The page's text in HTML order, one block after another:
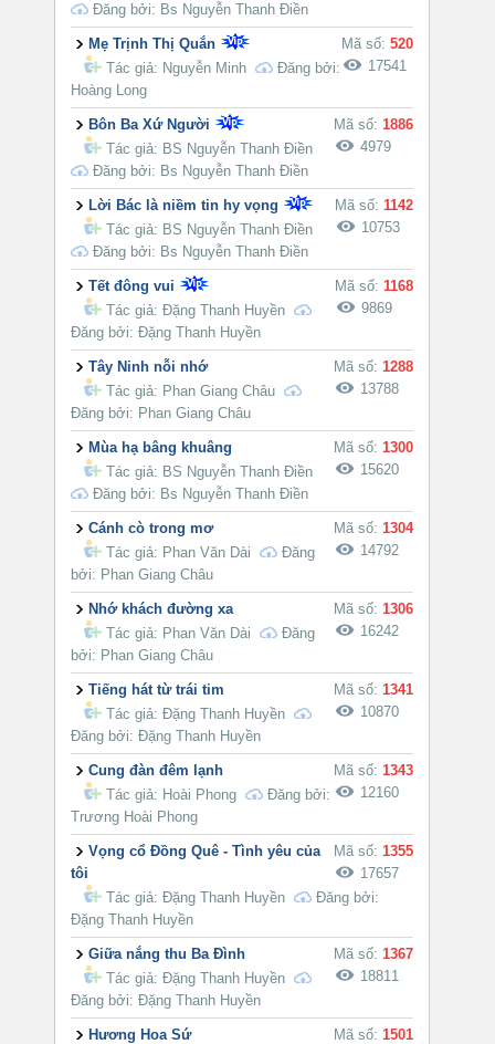
Đăng bởi: Bs Nguyễn Thanh Điền
Mã số: 520
17541
Mẹ Trịnh Thị Quắn
Tác giả: Nguyễn Minh
Đăng bởi:
Hoàng Long
Mã số: 1886
4979
Bôn Ba Xứ Người
Tác giả: BS Nguyễn Thanh Điền
Đăng bởi: Bs Nguyễn Thanh Điền
Mã số: 1142
10753
Lời Bác là niềm tin hy vọng
Tác giả: BS Nguyễn Thanh Điền
Đăng bởi: Bs Nguyễn Thanh Điền
Mã số: 1168
9869
Tết đông vui
Tác giả: Đặng Thanh Huyền
Đăng bởi: Đặng Thanh Huyền
Mã số: 1288
13788
Tây Ninh nỗi nhớ
Tác giả: Phan Giang Châu
Đăng bởi: Phan Giang Châu
Mã số: 1300
15620
Mùa hạ bâng khuâng
Tác giả: BS Nguyễn Thanh Điền
Đăng bởi: Bs Nguyễn Thanh Điền
Mã số: 1304
14792
Cánh cò trong mơ
Tác giả: Phan Văn Dài
Đăng
bởi: Phan Giang Châu
Mã số: 1306
16242
Nhớ khách đường xa
Tác giả: Phan Văn Dài
Đăng
bởi: Phan Giang Châu
Mã số: 1341
10870
Tiếng hát từ trái tim
Tác giả: Đặng Thanh Huyền
Đăng bởi: Đặng Thanh Huyền
Mã số: 1343
12160
Cung đàn đêm lạnh
Tác giả: Hoài Phong
Đăng bởi:
Trương Hoài Phong
Mã số: 1355
17657
Vọng cổ Đồng Quê - Tình yêu của
tôi
Tác giả: Đặng Thanh Huyền
Đăng bởi:
Đặng Thanh Huyền
Mã số: 1367
18811
Giữa nắng thu Ba Đình
Tác giả: Đặng Thanh Huyền
Đăng bởi: Đặng Thanh Huyền
Mã số: 1501
Hương Hoa Sứ